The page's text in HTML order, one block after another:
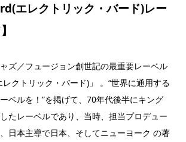
エレクトリック・バード)レー
ズ／フュージョン創世記の最重要レーベル
クトリック・バード)」 。“世界に通用する
ベルを！”を掲げて、70年代後半にキング
たレーベルであり、当時、担当プロデュー
日本主導で日本、そしてニューヨーク の著